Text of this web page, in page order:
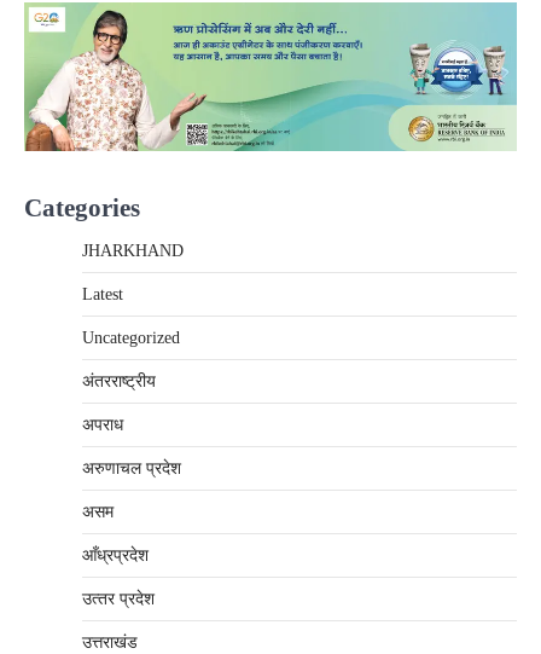
Categories
JHARKHAND
Latest
Uncategorized
अंतरराष्‍ट्रीय
अपराध
अरुणाचल प्रदेश
असम
आँध्रप्रदेश
उत्‍तर प्रदेश
उत्तराखंड